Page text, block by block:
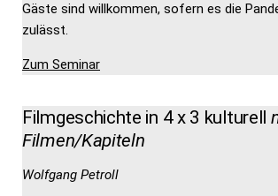
Gäste sind willkommen, sofern es die
zulässt.
Zum Seminar
Filmgeschichte in 4 x 3 kulturell
Filmen/Kapiteln
Wolfgang Petroll